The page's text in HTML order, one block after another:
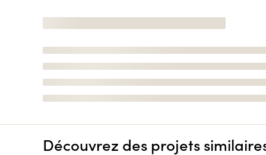
Découvrez des projets